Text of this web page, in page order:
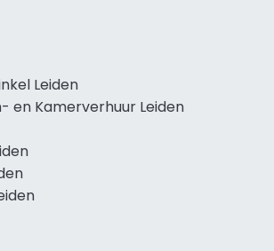
Leiden
en Kamerverhuur Leiden